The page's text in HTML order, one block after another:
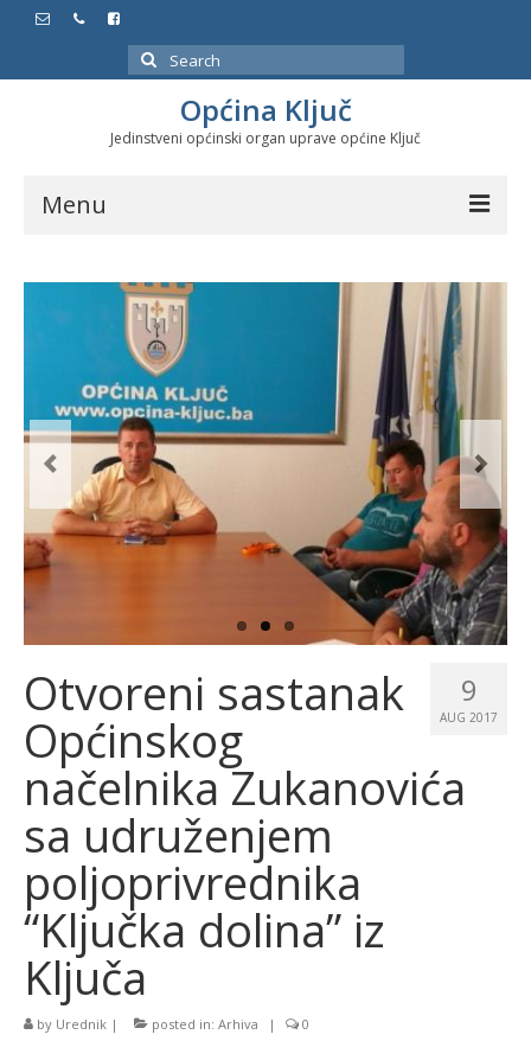
Search
for:
Općina Ključ
Jedinstveni općinski organ uprave općine Ključ
Menu
Službeni glasnici
Javne nabavke
Značajni datumi i manifestacije
Program energetske efikasnosti u stambenom
sektoru
9
AUG 2017
Otvoreni sastanak
Općinskog
načelnika Zukanovića
sa udruženjem
poljoprivrednika
“Ključka dolina” iz
Ključa
by Urednik | posted in: Arhiva | 0